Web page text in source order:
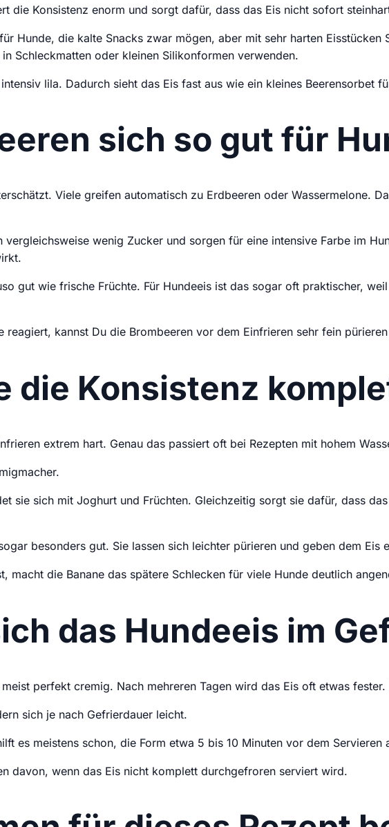
die Konsistenz enorm und sorgt dafür, dass das Eis nicht sofort
Hunde, die kalte Snacks zwar mögen, aber mit sehr harten
Schleckmatten oder kleinen Silikonformen verwenden.
lila. Dadurch sieht das Eis fast aus wie ein kleines Beerensorbet
sich so gut für
Viele greifen automatisch zu Erdbeeren oder Wassermelone.
wenig Zucker und sorgen für eine intensive Farbe im
gut wie frische Früchte. Für Hundeeis ist das sogar oft praktischer,
reagiert, kannst Du die Brombeeren vor dem Einfrieren sehr fein
die Konsistenz
extrem hart. Genau das passiert oft bei Rezepten mit hohem
sie sich mit Joghurt und Früchten. Gleichzeitig sorgt sie dafür, dass
besonders gut. Sie lassen sich leichter pürieren und geben dem Eis
macht die Banane das spätere Schlecken für viele Hunde deutlich
das Hundeeis im
perfekt cremig. Nach mehreren Tagen wird das Eis oft etwas
sich je nach Gefrierdauer leicht.
es meistens schon, die Form etwa 5 bis 10 Minuten vor dem Servieren
davon, wenn das Eis nicht komplett durchgefroren serviert wird.